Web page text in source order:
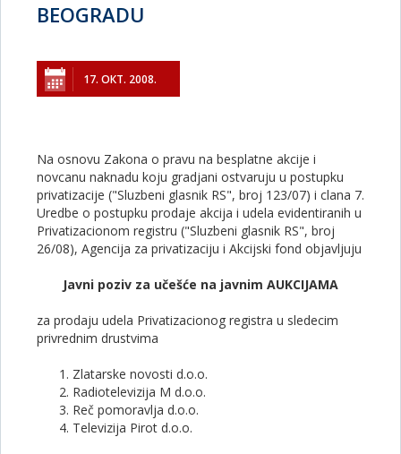
BEOGRADU
17. ОКТ. 2008.
Na osnovu Zakona o pravu na besplatne akcije i
novcanu naknadu koju gradjani ostvaruju u postupku
privatizacije ("Sluzbeni glasnik RS", broj 123/07) i clana 7.
Uredbe o postupku prodaje akcija i udela evidentiranih u
Privatizacionom registru ("Sluzbeni glasnik RS", broj
26/08), Agencija za privatizaciju i Akcijski fond objavljuju
Javni poziv za učešće na javnim AUKCIJAMA
za prodaju udela Privatizacionog registra u sledecim
privrednim drustvima
Zlatarske novosti d.o.o.
Radiotelevizija M d.o.o.
Reč pomoravlja d.o.o.
Televizija Pirot d.o.o.